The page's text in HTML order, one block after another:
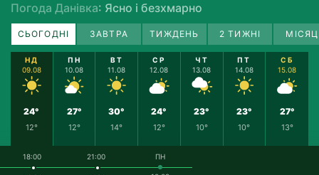
Погода Данівка: Ясно і безхмарно
СЬОГОДНІ ЗАВТРА ТИЖДЕНЬ 2 ТИЖНІ
НД
09.08
24°
12°
ПН
10.08
27°
12°
ВТ
11.08
30°
14°
СР
12.08
24°
12°
ЧТ
13.08
23°
10°
ПТ
14.08
23°
10°
СБ
15.08
27°
13°
18:00 21:00 ПН